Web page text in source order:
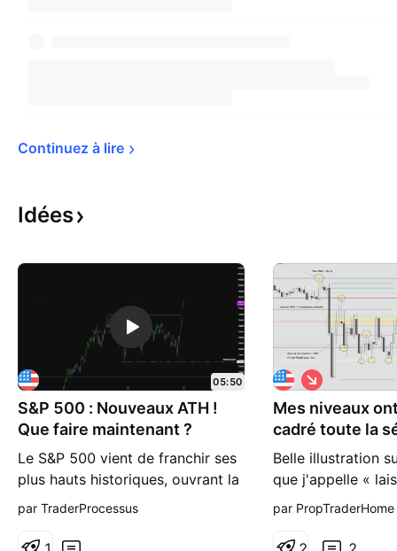
Continuez à lire
Idées
S&P 500 : Nouveaux ATH !
Que faire maintenant ?
Le S&P 500 vient de franchir ses
plus hauts historiques, ouvrant la
porte à de nouveaux scénarios
nous passons en revue les
05:50
par TraderProcessus
Mes niveaux
cadré toute la
500
Belle illustration
que j'appelle «
venir à mes
niveaux clés
S
h
o
t
par PropTraderHome